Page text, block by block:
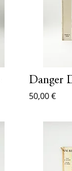
Danger
50,00 €